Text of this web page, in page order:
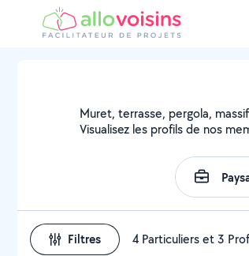
Muret, terrasse, pergola,
Visualisez les profils de nos
Filtres 4 Particuliers et 3